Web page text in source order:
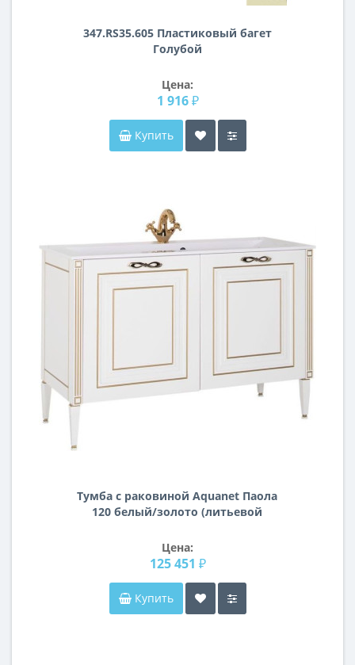
347.RS35.605 Пластиковый багет
Голубой
Цена:
1 916 ₽
Купить
Тумба с раковиной Aquanet Паола
120 белый/золото (литьевой
Цена:
125 451 ₽
Купить